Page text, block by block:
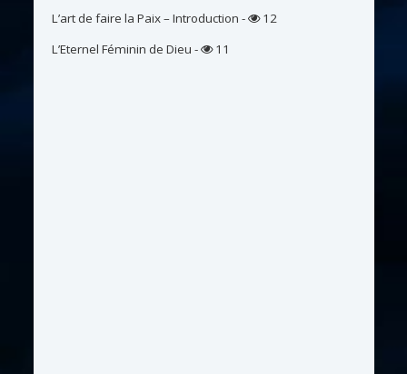
L’art de faire la Paix – Introduction -
12
L’Eternel Féminin de Dieu - 11